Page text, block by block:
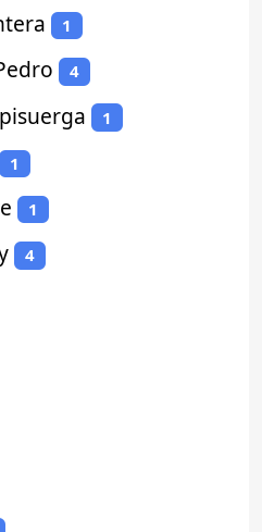
1
4
1
1
1
4